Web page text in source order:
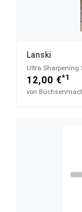
Lanski
Ultra Sharpening
12,00 €*1
von